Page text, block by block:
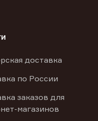
доставка
по России
заказов для
магазинов